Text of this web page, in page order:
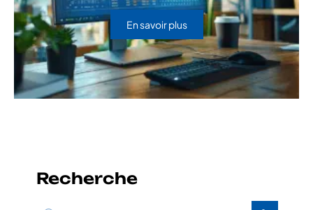
En savoir plus
Recherche